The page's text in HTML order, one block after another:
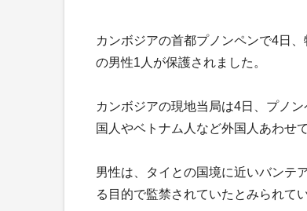
カンボジアの首都プノンペンで4日
の男性1人が保護されました。
カンボジアの現地当局は4日、プノ
国人やベトナム人など外国人あわせ
男性は、タイとの国境に近いバンテ
る目的で監禁されていたとみられてい